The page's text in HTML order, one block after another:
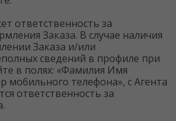
ответственность за
Заказа. В случае наличия
Заказа и/или
сведений в профиле при
в полях: «Фамилия Имя
мобильного телефона», с Агента
ответственность за